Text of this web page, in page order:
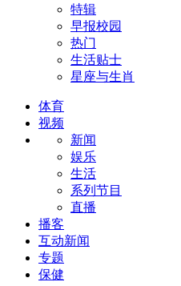
特辑
早报校园
热门
生活贴士
星座与生肖
体育
视频
新闻
娱乐
生活
系列节目
直播
播客
互动新闻
专题
保健